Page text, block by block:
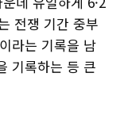
전쟁 기간 중부
라는 기록을 남
기록하는 등 큰